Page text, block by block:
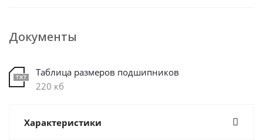
Документы
Таблица размеров подшипников
220 кб
Характеристики